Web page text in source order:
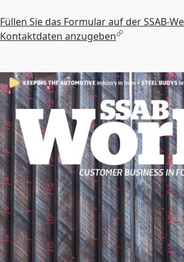
Füllen Sie das Formular auf der SSAB-
Kontaktdaten anzugeben